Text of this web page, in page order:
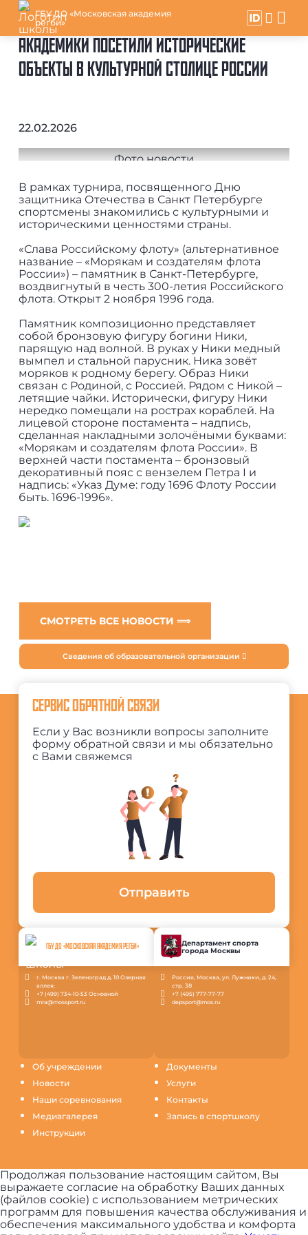
ГБУ ДО «Московская академия
регби»
АКАДЕМИКИ ПОСЕТИЛИ ИСТОРИЧЕСКИЕ
ОБЪЕКТЫ В КУЛЬТУРНОЙ СТОЛИЦЕ РОССИИ
22.02.2026
В рамках турнира, посвященного Дню
защитника Отечества в Санкт Петербурге
спортсмены знакомились с культурными и
историческими ценностями страны.
«Слава Российскому флоту» (альтернативное
название – «Морякам и создателям флота
России») – памятник в Санкт-Петербурге,
воздвигнутый в честь 300-летия Российского
флота. Открыт 2 ноября 1996 года.
Памятник композиционно представляет
собой бронзовую фигуру богини Ники,
парящую над волной. В руках у Ники медный
вымпел и стальной парусник. Ника зовёт
моряков к родному берегу. Образ Ники
связан с Родиной, с Россией. Рядом с Никой –
летящие чайки. Исторически, фигуру Ники
нередко помещали на рострах кораблей. На
лицевой стороне постамента – надпись,
сделанная накладными золочёными буквами:
«Морякам и создателям флота России». В
верхней части постамента – бронзовый
декоративный пояс с вензелем Петра I и
надпись: «Указ Думе: году 1696 Флоту России
быть. 1696-1996».
СМОТРЕТЬ ВСЕ НОВОСТИ ⟹
Сведения об образовательной организации
Об учреждении
Новости
Наши соревнования
Медиагалерея
Инструкции
Документы
Услуги
Контакты
Запись в спортшколу
СЕРВИС ОБРАТНОЙ СВЯЗИ
Если у Вас возникли вопросы заполните
форму обратной связи и мы обязательно
с Вами свяжемся
Отправить
ГБУ ДО «МОСКОВСКАЯ АКАДЕМИЯ РЕГБИ»
г. Москва г. Зеленоград д. 10 Озерная
аллея;
+7 (499) 734-10-53 Основной
mra@mossport.ru
Департамент спорта
города Москвы
Россия, Москва, ул. Лужники, д. 24,
стр. 38
+7 (495) 777-77-77
depsport@mos.ru
Продолжая пользование настоящим сайтом, Вы
выражаете согласие на обработку Ваших данных
(файлов cookie) с использованием метрических
программ для повышения качества обслуживания и
обеспечения максимального удобства и комфорта